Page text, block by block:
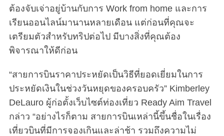
ต้องจับเจ่าอยู่บ้านกับการ Work from home และการ
เรียนออนไลน์มานานหลายเดือน แต่ก่อนที่คุณจะ
เตรียมตัวสำหรับทริปต่อไป มีบางสิ่งที่คุณต้อง
พิจารณาให้ดีก่อน
“สายการบินราคาประหยัดเป็นวิธีที่ยอดเยี่ยมในการ
ประหยัดเงินในช่วงวันหยุดของครอบครัว” Kimberley
DeLauro ผู้ก่อตั้งเว็บไซต์ท่องเที่ยว Ready Aim Travel
กล่าว “อย่างไรก็ตาม สายการบินเหล่านี้ขึ้นชื่อในเรื่อง
เที่ยวบินที่มีการจองเกินและล่าช้า รวมถึงความไม่